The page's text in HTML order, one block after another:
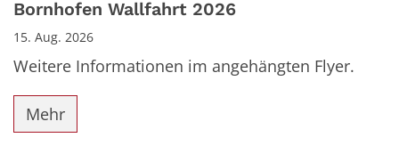
Bornhofen Wallfahrt 2026
15. Aug. 2026
Weitere Informationen im angehängten Flyer.
Mehr